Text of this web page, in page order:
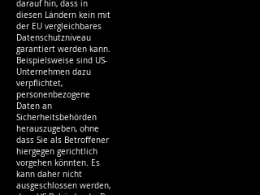
darauf hin, dass in
diesen Ländern kein mit
der EU vergleichbares
Datenschutzniveau
garantiert werden kann.
Beispielsweise sind US-
Unternehmen dazu
verpflichtet,
personenbezogene
Daten an
Sicherheitsbehörden
herauszugeben, ohne
dass Sie als Betroffener
hiergegen gerichtlich
vorgehen könnten. Es
kann daher nicht
ausgeschlossen werden,